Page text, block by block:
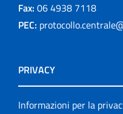
Fax: 06 4938 7118
PEC:
PRIVACY
Informazioni per la